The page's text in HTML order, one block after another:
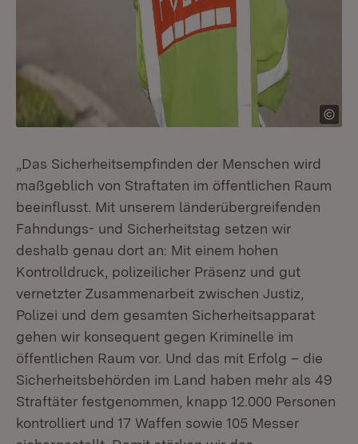
„Das Sicherheitsempfinden der Menschen wird
maßgeblich von Straftaten im öffentlichen Raum
beeinflusst. Mit unserem länderübergreifenden
Fahndungs- und Sicherheitstag setzen wir
deshalb genau dort an: Mit einem hohen
Kontrolldruck, polizeilicher Präsenz und gut
vernetzter Zusammenarbeit zwischen Justiz,
Polizei und dem gesamten Sicherheitsapparat
gehen wir konsequent gegen Kriminelle im
öffentlichen Raum vor. Und das mit Erfolg – die
Sicherheitsbehörden im Land haben mehr als 49
Straftäter festgenommen, knapp 12.000 Personen
kontrolliert und 17 Waffen sowie 105 Messer